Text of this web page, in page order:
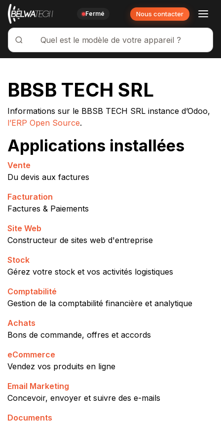
Fermé Nous contacter
Se rendre au contenu
BBSB TECH SRL
Informations sur le BBSB TECH SRL instance d’Odoo,
l’ERP Open Source.
Applications installées
Vente
Du devis aux factures
Facturation
Factures & Paiements
Site Web
Constructeur de sites web d'entreprise
Stock
Gérez votre stock et vos activités logistiques
Comptabilité
Gestion de la comptabilité financière et analytique
Achats
Bons de commande, offres et accords
eCommerce
Vendez vos produits en ligne
Email Marketing
Concevoir, envoyer et suivre des e-mails
Documents